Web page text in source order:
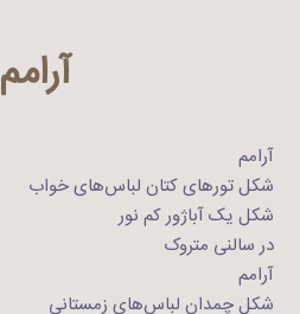
آرامم
آرامم
شکل تورهای کتان لباس‌های خواب
شکل یک آباژور کم نور
در سالنی متروک
آرامم
شکل چمدان لباس‌های زمستانی